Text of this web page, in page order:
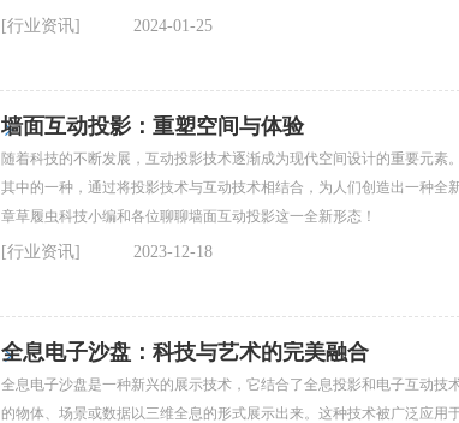
和预览各种项目，无论是城市规划、房地产建设，还是军事战略演练，
[行业资讯] 2024-01-25
墙面互动投影：重塑空间与体验
随着科技的不断发展，互动投影技术逐渐成为现代空间设计的重要元素
其中的一种，通过将投影技术与互动技术相结合，为人们创造出一种全
章草履虫科技小编和各位聊聊墙面互动投影这一全新形态！
[行业资讯] 2023-12-18
全息电子沙盘：科技与艺术的完美融合
全息电子沙盘是一种新兴的展示技术，它结合了全息投影和电子互动技
的物体、场景或数据以三维全息的形式展示出来。这种技术被广泛应用